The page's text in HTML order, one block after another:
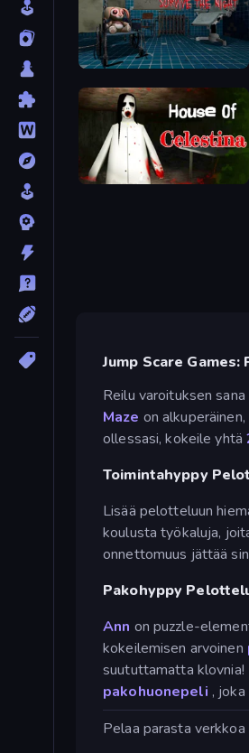
Hospital: Survive the Night
House of Celestina
Jump Scare
Reilu varoituksen
Maze on
ollessasi, kokeile yhtä
Toimintahyppy
Lisää pelotteluun
koulusta työkaluja,
onnettomuus jättää
Pakohyppy
Ann on puzzle-
kokeilemisen arvoinen
suututtamatta klovnia!
pakohuonepeli ,
Pelaa parasta